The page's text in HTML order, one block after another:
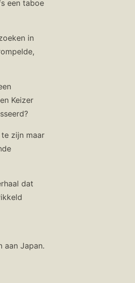
een taboe
in
Keizer
zijn maar
dat
aan Japan.